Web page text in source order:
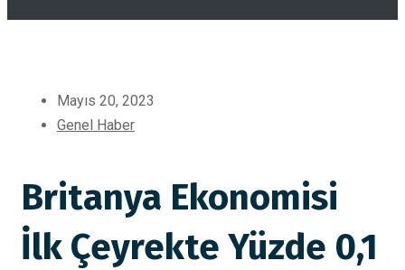
Mayıs 20, 2023
Genel Haber
Britanya Ekonomisi
İlk Çeyrekte Yüzde 0,1